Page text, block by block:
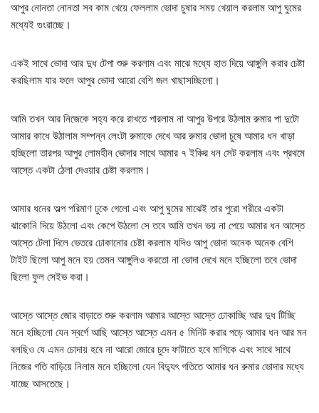
আপুর নোনতা নোনতা সব কাম খেয়ে ফেললাম ভোদা চুষার সময় খেয়াল করলাম আপু ঘুমের
মধ্যেই গুংরাচ্ছে।
একই সাথে ভোদা আর দুধ টেপা শুরু করলাম এবং মাঝে মধ্যে হাত দিয়ে আঙ্গুলি করার চেষ্টা
করছিলাম যার ফলে আপুর ভোদা আরো বেশি জল খাছাসচ্ছিলো।
আমি তখন আর নিজেকে সহ্য করে রাখতে পারলাম না আপুর উপরে উঠলাম রুমার পা দুটো
আমার কাধে উঠালাম সম্পন্ন লেংটা রুমাকে দেখে আর রুমার ভোদা চুষে আমার ধন খাড়া
হচ্ছিলো তারপর আপুর লোমহীন ভোদার সাথে আমার ৭ ইঞ্চির ধন সেট করলাম এবং প্রথমে
আস্তে একটা ঠেলা দেওয়ার চেষ্টা করলাম।
আমার ধনের অল্প পরিমাণ ঢুকে গেলো এবং আপু ঘুমের মাঝেই তার পুরো শরীরে একটা
ঝাকোনি দিয়ে উঠলো এবং কেপে উঠলো সে তবে আমি তখন ভয় না পেয়ে আমার ধন আস্তে
আস্তে টেলা দিলে ভেতরে ঢোকানোর চেষ্টা করলাম যদিও আপু ভোদা অনেক অনেক বেশি
টাইট ছিলো আপু মনে হয় তেমন আঙ্গুলিও করতো না ভোদা দেখে মনে হচ্ছিলো তবে ভোদা
ছিলো ফুল সেইভ করা।
আস্তে আস্তে জোর বাড়াতে শুরু করলাম আমার আস্তে আস্তে ঢোকাচ্ছি আর দুধ টিচ্ছি
মনে হচ্ছিলো যেন স্বর্গে আছি আস্তে আস্তে এমন ৫ মিনিট করার পড়ে আমার ধন আর মন
বলছিও যে এমন চোদায় হবে না আরো জোরে চুদে ফাটাতে হবে মাগিকে এবং সাথে সাথে
নিজের গতি বাড়িয়ে নিলাম মনে হচ্ছিলো যেন বিদ্যুৎ গতিতে আমার ধন রুমার ভোদার মধ্যে
যাচ্ছে আসতেছে।